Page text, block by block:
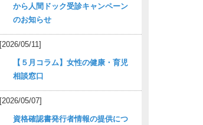
から人間ドック受診キャンペーン
のお知らせ
[2026/05/11]
【５月コラム】女性の健康・育児
相談窓口
[2026/05/07]
資格確認書発行者情報の提供につ